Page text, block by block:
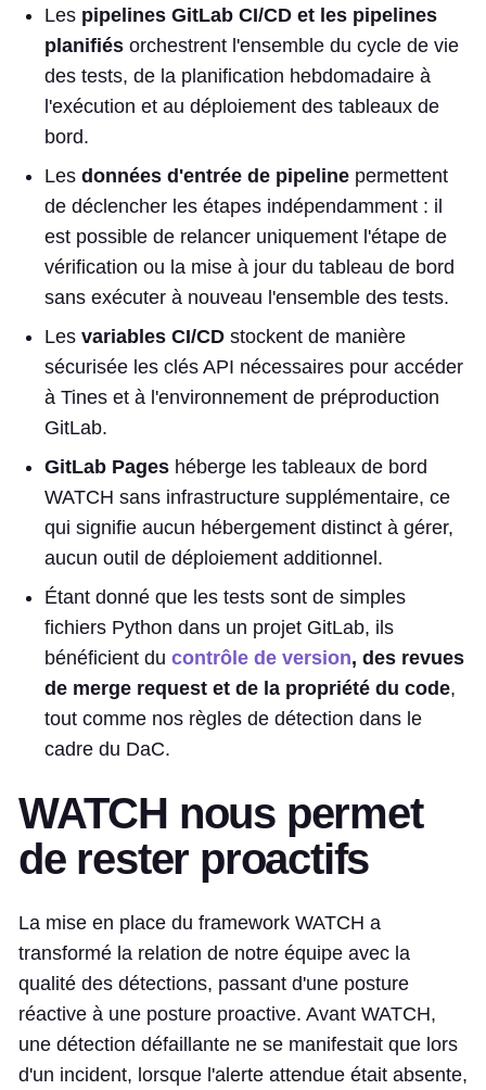
Les pipelines GitLab CI/CD et les pipelines
planifiés orchestrent l'ensemble du cycle de vie
des tests, de la planification hebdomadaire à
l'exécution et au déploiement des tableaux de
bord.
Les données d'entrée de pipeline permettent
de déclencher les étapes indépendamment : il
est possible de relancer uniquement l'étape de
vérification ou la mise à jour du tableau de bord
sans exécuter à nouveau l'ensemble des tests.
Les variables CI/CD stockent de manière
sécurisée les clés API nécessaires pour accéder
à Tines et à l'environnement de préproduction
GitLab.
GitLab Pages héberge les tableaux de bord
WATCH sans infrastructure supplémentaire, ce
qui signifie aucun hébergement distinct à gérer,
aucun outil de déploiement additionnel.
Étant donné que les tests sont de simples
fichiers Python dans un projet GitLab, ils
bénéficient du contrôle de version, des revues
de merge request et de la propriété du code,
tout comme nos règles de détection dans le
cadre du DaC.
WATCH nous permet
de rester proactifs
La mise en place du framework WATCH a
transformé la relation de notre équipe avec la
qualité des détections, passant d'une posture
réactive à une posture proactive. Avant WATCH,
une détection défaillante ne se manifestait que lors
d'un incident, lorsque l'alerte attendue était absente,